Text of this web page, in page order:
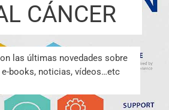
CÁNCER
las últimas novedades sobre
books, noticias, vídeos…etc